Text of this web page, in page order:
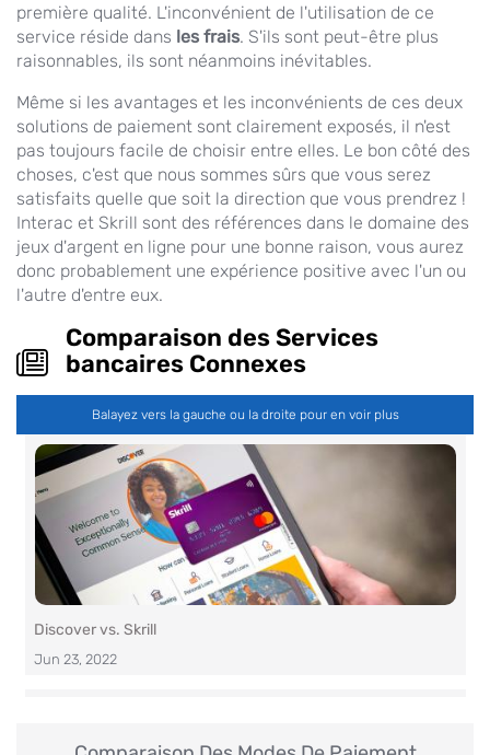
première qualité. L'inconvénient de l'utilisation de ce
service réside dans les frais. S'ils sont peut-être plus
raisonnables, ils sont néanmoins inévitables.
Même si les avantages et les inconvénients de ces deux
solutions de paiement sont clairement exposés, il n'est
pas toujours facile de choisir entre elles. Le bon côté des
choses, c'est que nous sommes sûrs que vous serez
satisfaits quelle que soit la direction que vous prendrez !
Interac et Skrill sont des références dans le domaine des
jeux d'argent en ligne pour une bonne raison, vous aurez
donc probablement une expérience positive avec l'un ou
l'autre d'entre eux.
Comparaison des Services
bancaires Connexes
Balayez vers la gauche ou la droite pour en voir plus
Discover vs. Skrill
Jun 23, 2022